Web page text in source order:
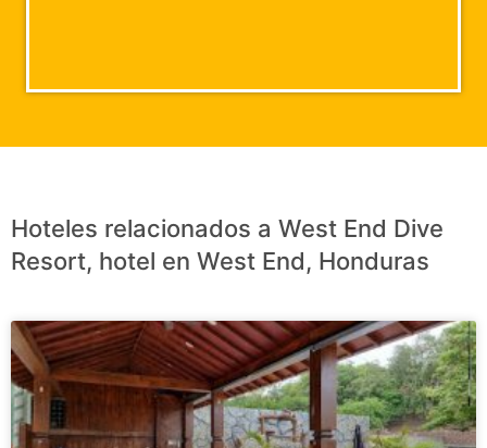
Hoteles relacionados a West End Dive
Resort, hotel en West End, Honduras